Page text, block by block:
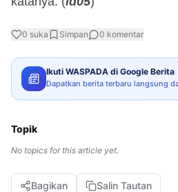
0 suka Simpan 0 komentar
Ikuti WASPADA di Google Berita
Dapatkan berita terbaru langsung
Topik
No topics for this article yet.
Bagikan Salin Tautan